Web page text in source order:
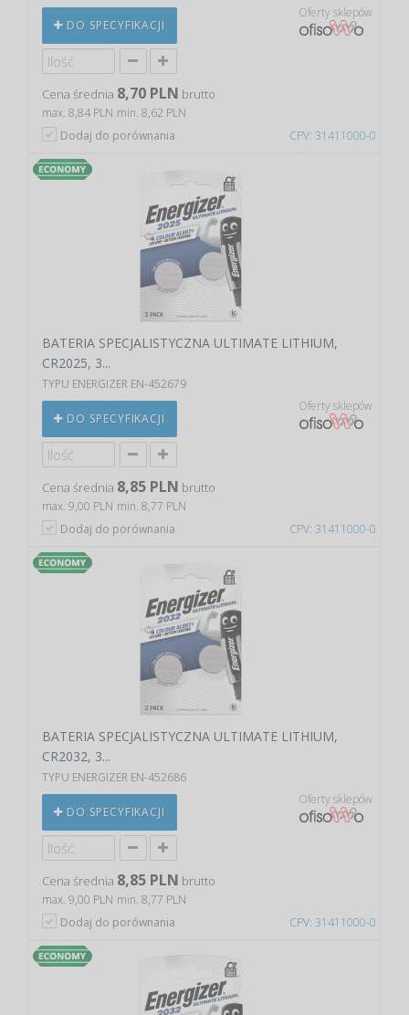
CPV: 31411000-0
DO SPECYFIKACJI
Oferty sklepów
Cena średnia 8,70 PLN brutto
max. 8,84 PLN min. 8,62 PLN
Dodaj do porównania
CPV: 31411000-0
BATERIA SPECJALISTYCZNA ULTIMATE LITHIUM,
CR2025, 3...
TYPU ENERGIZER EN-452679
DO SPECYFIKACJI
Oferty sklepów
Cena średnia 8,85 PLN brutto
max. 9,00 PLN min. 8,77 PLN
Dodaj do porównania
CPV: 31411000-0
BATERIA SPECJALISTYCZNA ULTIMATE LITHIUM,
CR2032, 3...
TYPU ENERGIZER EN-452686
DO SPECYFIKACJI
Oferty sklepów
Cena średnia 8,85 PLN brutto
max. 9,00 PLN min. 8,77 PLN
Dodaj do porównania